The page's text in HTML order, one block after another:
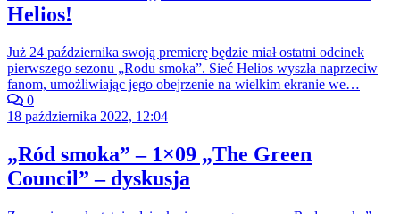
Helios!
Już 24 października swoją premierę będzie miał ostatni odcinek
pierwszego sezonu „Rodu smoka”. Sieć Helios wyszła naprzeciw
fanom, umożliwiając jego obejrzenie na wielkim ekranie we…
0
18 października 2022, 12:04
„Ród smoka” – 1×09 „The Green
Council” – dyskusja